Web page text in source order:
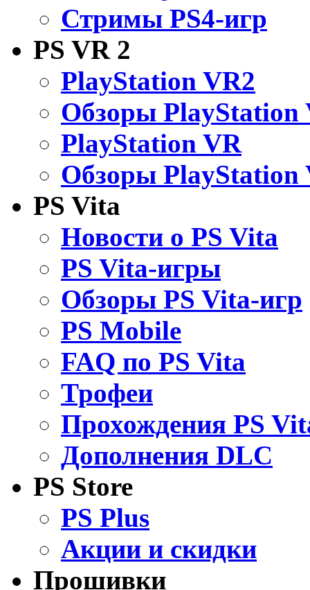
Стримы PS4-игр
PS VR 2
PlayStation VR2
Обзоры PlayStation
PlayStation VR
Обзоры PlayStation
PS Vita
Новости о PS Vita
PS Vita-игры
Обзоры PS Vita-игр
PS Mobile
FAQ по PS Vita
Трофеи
Прохождения PS
Дополнения DLC
PS Store
PS Plus
Акции и скидки
Прошивки